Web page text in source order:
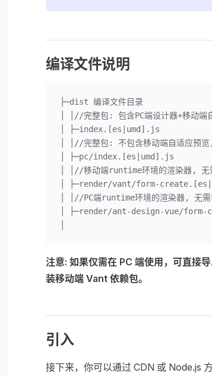
编译文件说明
├─dist 编译文件目录
│ │//完整包: 包含PC端设计器+移动
│ ├─index.[es|umd].js
│ │//完整包: 不包含移动端自适应预
│ ├─pc/index.[es|umd].js
│ │//移动端runtime环境的渲染器, 无
│ ├─render/vant/form-
│ │//PC端runtime环境的渲染器, 无需
│ ├─render/ant-design-vue/
注意: 如果仅需在 PC 端使用，可直
装移动端 Vant 依赖包。
引入
接下来，你可以通过 CDN 或 Node.js